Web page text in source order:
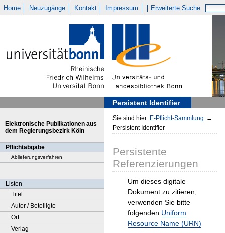
Home Neuzugänge Kontakt Impressum Erweiterte Suche
Persistent Identifier
Elektronische Publikationen aus
dem Regierungsbezirk Köln
Pflichtabgabe
Ablieferungsverfahren
Listen
Titel
Autor / Beteiligte
Ort
Verlag
Sie sind hier: E-Pflicht-Sammlung →
Persistent Identifier
Persistente
Referenzierungen
Um dieses digitale
Dokument zu zitieren,
verwenden Sie bitte
folgenden Uniform
Resource Name (URN)